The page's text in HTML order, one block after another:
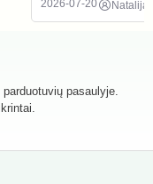
2026-07-20 Natalija
pasaulyje.